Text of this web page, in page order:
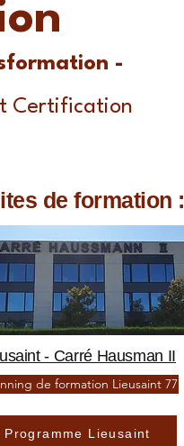
-
Certification
de formation :
- Carré Hausman II
de formation Lieusaint 77
Programme Lieusaint